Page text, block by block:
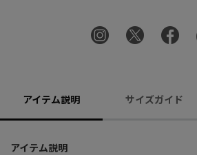
アイテム説明 サイズガイド
アイテム説明